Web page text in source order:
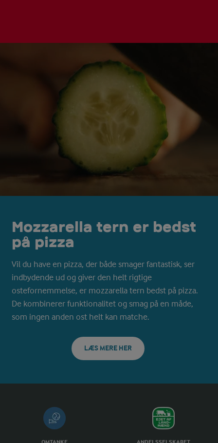
Mozzarella tern er bedst
på pizza
Vil du have en pizza, der både smager fantastisk, ser
indbydende ud og giver den helt rigtige
ostefornemmelse, er mozzarella tern bedst på pizza.
De kombinerer funktionalitet og smag på en måde,
som ingen anden ost helt kan matche.
LÆS MERE HER